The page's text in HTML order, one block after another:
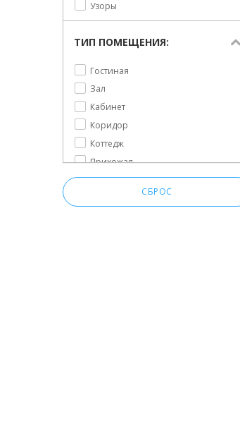
Узоры
ТИП ПОМЕЩЕНИЯ:
Гостиная
Зал
Кабинет
Коридор
Коттедж
Прихожая
Спальня
СБРОС